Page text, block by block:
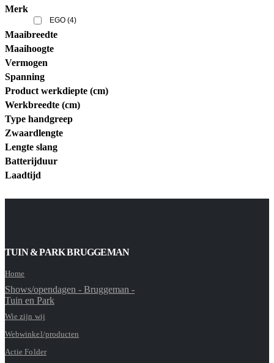
Merk
EGO (4)
Maaibreedte
Maaihoogte
Vermogen
Spanning
Product werkdiepte (cm)
Werkbreedte (cm)
Type handgreep
Zwaardlengte
Lengte slang
Batterijduur
Laadtijd
TUIN & PARK BRUGGEMAN
Home
Shows/opendagen - Bruggeman -
Tuin en Park
Wie zijn wij
Webwinkel/producten
Actie Folder